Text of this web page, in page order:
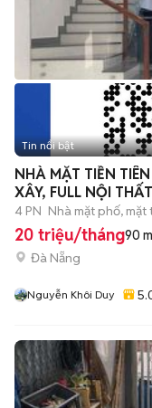
Tin nổi bật
NHÀ MẶT TIỀN
XÂY, FULL NỘI
4 PN Nhà mặt phố, mặt
20 triệu/tháng90
Đà Nẵng
Nguyễn Khôi Duy